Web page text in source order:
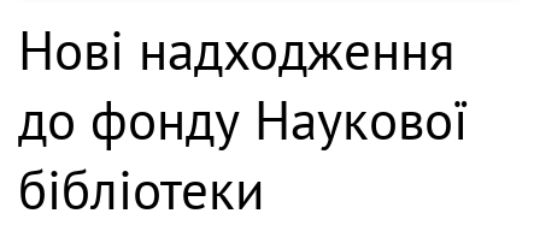
Нові надходження
до фонду Наукової
бібліотеки